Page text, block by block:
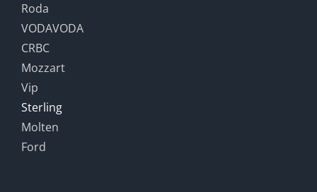
Roda
VODAVODA
CRBC
Mozzart
Vip
Sterling
Molten
Ford